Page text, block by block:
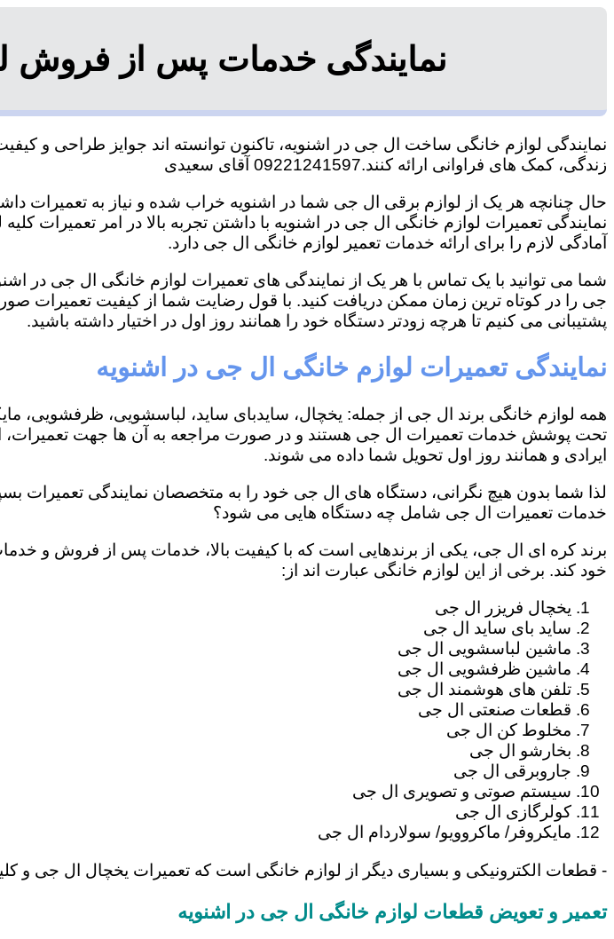
نمایندگی خدمات پس از فروش
نمایندگی لوازم خانگی ساخت ال جی در اشنویه، تاکنون توانسته اند جوایز طراحی و
زندگی، کمک های فراوانی ارائه کنند.09221241597 آقای سعیدی
حال چنانچه هر یک از لوازم برقی ال جی شما در اشنویه خراب شده و نیاز به تعمیرات
نمایندگی تعمیرات لوازم خانگی ال جی در اشنویه با داشتن تجربه بالا در امر تعمیرات
آمادگی لازم را برای ارائه خدمات تعمیر لوازم خانگی ال جی دارد.
شما می توانید با یک تماس با هر یک از نمایندگی های تعمیرات لوازم خانگی ال جی در
جی را در کوتاه ترین زمان ممکن دریافت کنید. با قول رضایت شما از کیفیت تعمیرات
پشتیبانی می کنیم تا هرچه زودتر دستگاه خود را همانند روز اول در اختیار داشته باشید.
نمایندگی تعمیرات لوازم خانگی ال جی در اشنویه
همه لوازم خانگی برند ال جی از جمله: یخچال، سایدبای ساید، لباسشویی، ظرفشویی،
تحت پوشش خدمات تعمیرات ال جی هستند و در صورت مراجعه به آن ها جهت تعمیرات،
ایرادی و همانند روز اول تحویل شما داده می شوند.
لذا شما بدون هیچ نگرانی، دستگاه های ال جی خود را به متخصصان نمایندگی تعمیرات
خدمات تعمیرات ال جی شامل چه دستگاه هایی می شود؟
برند کره ای ال جی، یکی از برندهایی است که با کیفیت بالا، خدمات پس از فروش و
خود کند. برخی از این لوازم خانگی عبارت اند از:
یخچال فریزر ال جی
ساید بای ساید ال جی
ماشین لباسشویی ال جی
ماشین ظرفشویی ال جی
تلفن های هوشمند ال جی
قطعات صنعتی ال جی
مخلوط کن ال جی
بخارشو ال جی
جاروبرقی ال جی
سیستم صوتی و تصویری ال جی
کولرگازی ال جی
مایکروفر/ ماکروویو/ سولاردام ال جی
- قطعات الکترونیکی و بسیاری دیگر از لوازم خانگی است که تعمیرات یخچال ال جی و
تعمیر و تعویض قطعات لوازم خانگی ال جی در اشنویه